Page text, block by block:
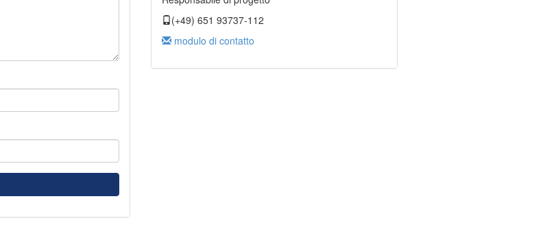
(+49) 651 93737-112
modulo di contatto